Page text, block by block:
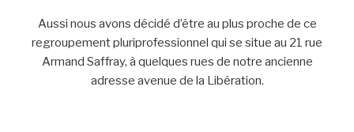
Aussi nous avons décidé d’être au plus proche de ce
regroupement pluriprofessionnel qui se situe au 21 rue
Armand Saffray, à quelques rues de notre ancienne
adresse avenue de la Libération.